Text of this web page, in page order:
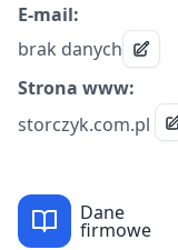
E-mail:
brak danych
Strona www:
storczyk.com.pl
Dane
firmowe